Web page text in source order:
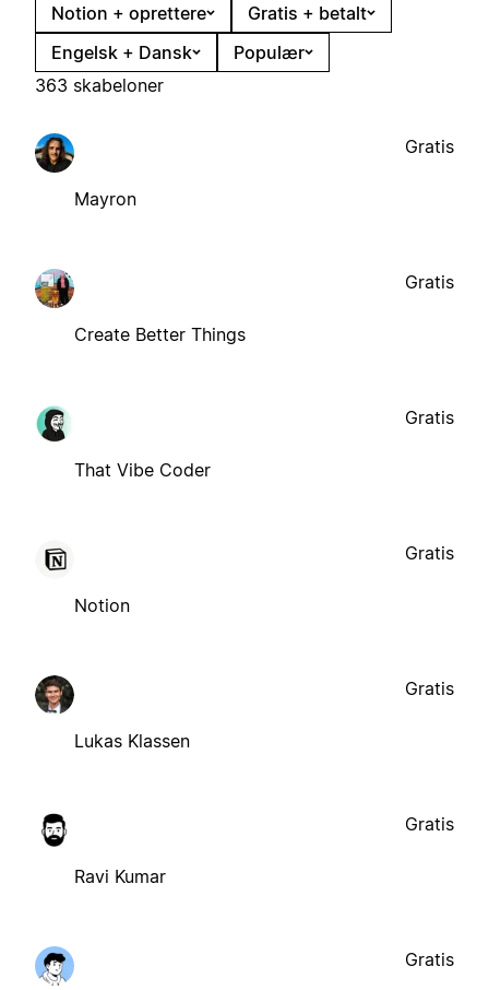
Notion + oprettere
Gratis + betalt
Engelsk + Dansk
Populær
363 skabeloner
Mayron
Gratis
Create Better Things
Gratis
That Vibe Coder
Gratis
Notion
Gratis
Lukas Klassen
Gratis
Ravi Kumar
Gratis
Gratis